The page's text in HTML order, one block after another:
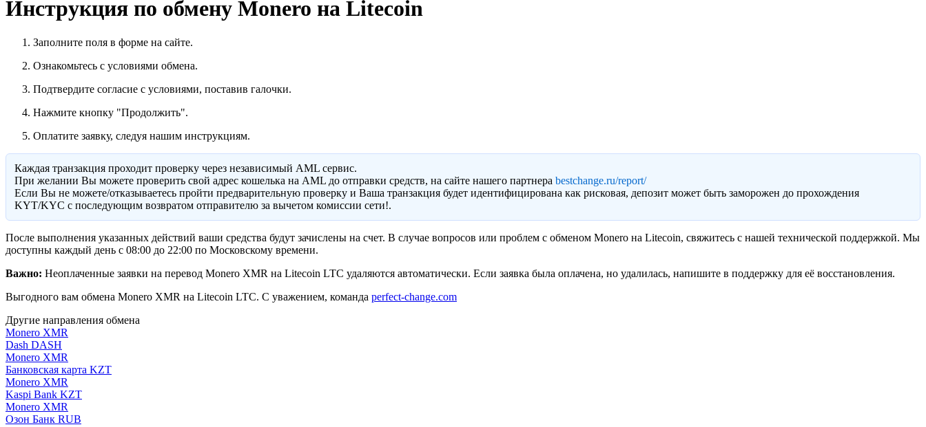
Инструкция по обмену Monero на Litecoin
Заполните поля в форме на сайте.
Ознакомьтесь с условиями обмена.
Подтвердите согласие с условиями, поставив галочки.
Нажмите кнопку "Продолжить".
Оплатите заявку, следуя нашим инструкциям.
Каждая транзакция проходит проверку через независимый AML сервис.
При желании Вы можете проверить свой адрес кошелька на AML до отправки средств, на сайте нашего партнера bestchange.ru/report/
Eсли Вы не можете/отказываетесь пройти предварительную проверку и Ваша транзакция будет идентифицирована как рисковая, депозит может быть заморожен до прохождения
KYT/KYC с последующим возвратом отправителю за вычетом комиссии сети!.
После выполнения указанных действий ваши средства будут зачислены на счет. В случае вопросов или проблем с обменом Monero на Litecoin, свяжитесь с нашей технической поддержкой. Мы
доступны каждый день с 08:00 до 22:00 по Московскому времени.
Важно: Неоплаченные заявки на перевод Monero XMR на Litecoin LTC удаляются автоматически. Если заявка была оплачена, но удалилась, напишите в поддержку для её восстановления.
Выгодного вам обмена Monero XMR на Litecoin LTC. С уважением, команда perfect-change.com
Другие направления обмена
Monero XMR
Dash DASH
Monero XMR
Банковская карта KZT
Monero XMR
Kaspi Bank KZT
Monero XMR
Озон Банк RUB